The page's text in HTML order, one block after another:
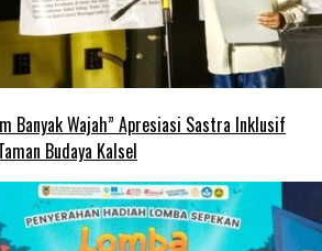
Banyak Wajah” Apresiasi Sastra Inklusif
Budaya Kalsel